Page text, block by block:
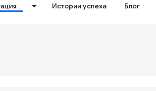
Истории успеха Блог